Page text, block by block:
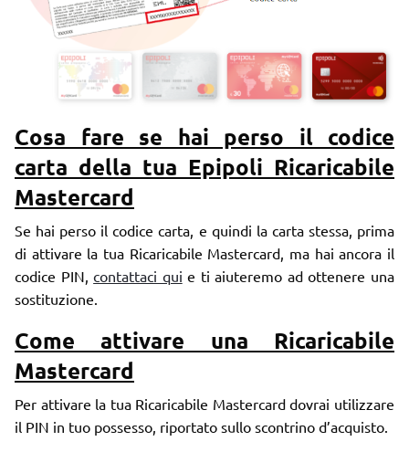
Cosa fare se hai perso il codice
carta della tua Epipoli Ricaricabile
Mastercard
Se hai perso il codice carta, e quindi la carta stessa, prima
di attivare la tua Ricaricabile Mastercard, ma hai ancora il
codice PIN,contattaci qui e ti aiuteremo ad ottenere una
sostituzione.
Come attivare una Ricaricabile
Mastercard
Per attivare la tua Ricaricabile Mastercard dovrai utilizzare
il PIN in tuo possesso, riportato sullo scontrino d’acquisto.